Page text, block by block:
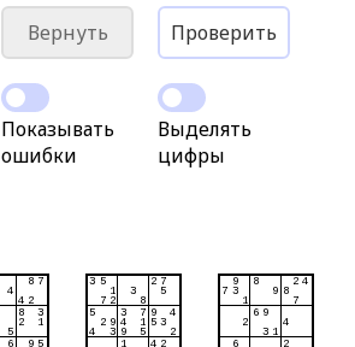
Вернуть Проверить
Показывать
ошибки
Выделять
цифры